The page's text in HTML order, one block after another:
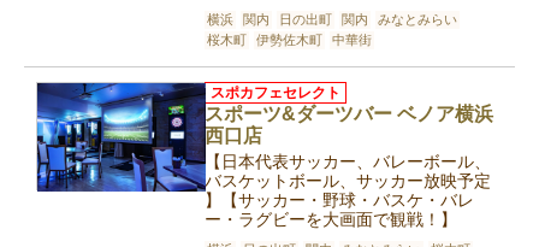
横浜 関内 日の出町 関内
みなとみらい
桜木町
伊勢佐木町 中華街
スポーツ&ダーツバー ベノア横浜
西口店
スポカフェセレクト
【日本代表サッカー、バレーボール、
バスケットボール、サッカー放映予定
】【サッカー・野球・バスケ・バレ
ー・ラグビーを大画面で観戦！】